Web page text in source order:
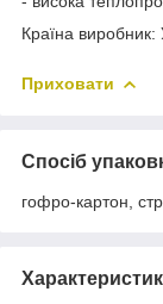
Країна виробник:
Приховати
Спосіб
гофро-картон,